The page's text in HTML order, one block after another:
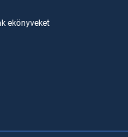
ekönyveket